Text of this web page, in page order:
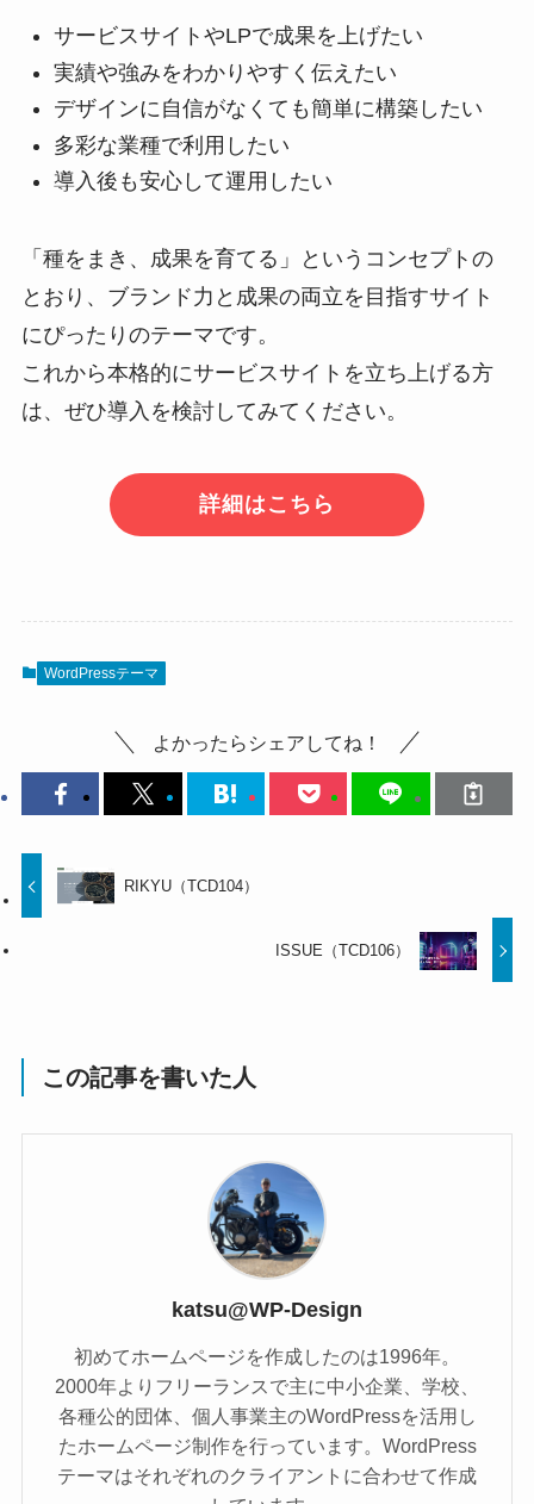
サービスサイトやLPで成果を上げたい
実績や強みをわかりやすく伝えたい
デザインに自信がなくても簡単に構築したい
多彩な業種で利用したい
導入後も安心して運用したい
「種をまき、成果を育てる」というコンセプトの
とおり、ブランド力と成果の両立を目指すサイト
にぴったりのテーマです。
これから本格的にサービスサイトを立ち上げる方
は、ぜひ導入を検討してみてください。
詳細はこちら
WordPressテーマ
よかったらシェアしてね！
RIKYU（TCD104）
ISSUE（TCD106）
この記事を書いた人
katsu@WP-Design
初めてホームページを作成したのは1996年。
2000年よりフリーランスで主に中小企業、学校、
各種公的団体、個人事業主のWordPressを活用し
たホームページ制作を行っています。WordPress
テーマはそれぞれのクライアントに合わせて作成